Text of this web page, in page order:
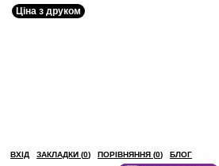
ВХІД ЗАКЛАДКИ (0) ПОРІВНЯННЯ (0) БЛОГ
Ціна з друком